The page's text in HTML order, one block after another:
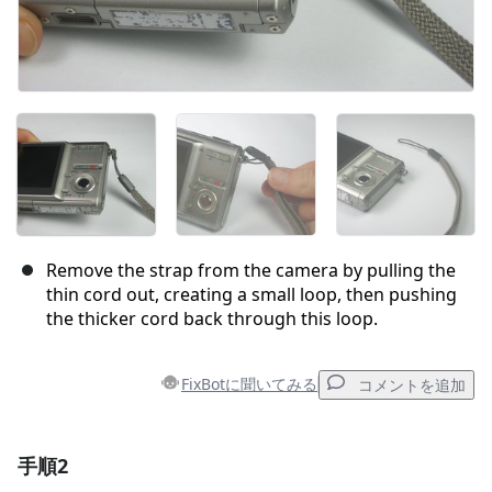
Remove the strap from the camera by pulling the
thin cord out, creating a small loop, then pushing
the thicker cord back through this loop.
FixBotに聞いてみる コメントを追加
手順2